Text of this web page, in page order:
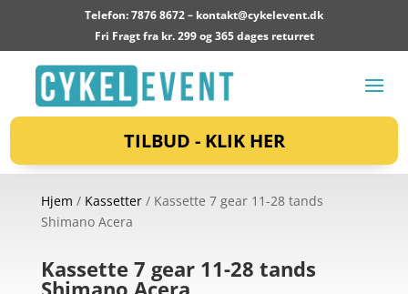
Telefon: 7876 8672 – kontakt@cykelevent.dk
Fri Fragt fra kr. 299 og 365 dages returret
TILBUD - KLIK HER
Hjem / Kassetter/ Kassette 7 gear 11-28 tands
Shimano Acera
Kassette 7 gear 11-28 tands